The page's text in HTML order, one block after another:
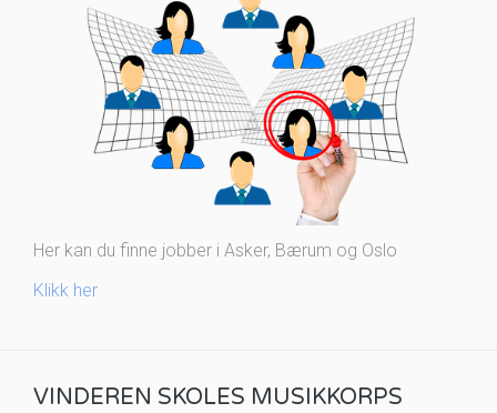
Her kan du finne jobber i Asker, Bærum og Oslo
Klikk her
VINDEREN SKOLES MUSIKKORPS